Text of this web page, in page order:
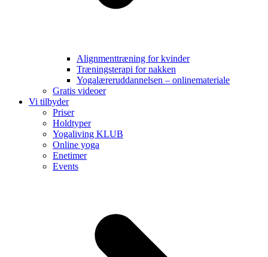
Alignmenttræning for kvinder
Træningsterapi for nakken
Yogalæreruddannelsen – onlinemateriale
Gratis videoer
Vi tilbyder
Priser
Holdtyper
Yogaliving KLUB
Online yoga
Enetimer
Events